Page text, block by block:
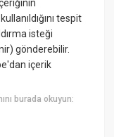
tespit
isteği
gönderebilir.
içerik
burada okuyun: